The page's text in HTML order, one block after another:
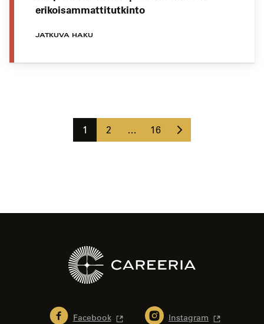
erikoisammattitutkinto
JATKUVA HAKU
Sivu
1 Sivu
2 … Sivu
16
Seuraava
sivu
Facebook Instagram